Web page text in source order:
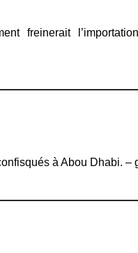
freinerait
à Abou Dhabi. –